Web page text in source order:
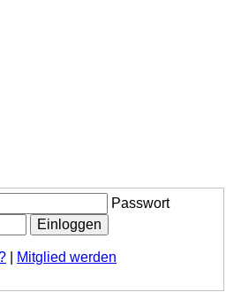
Passwort
Mitglied werden